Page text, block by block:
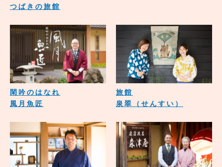
つばきの旅館
閑吟のはなれ
風月魚匠
旅館
泉翠（せんすい）